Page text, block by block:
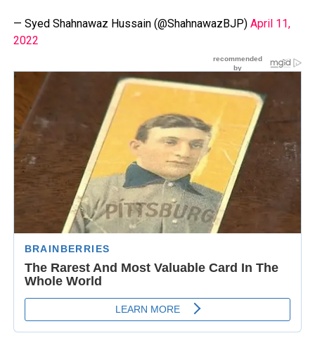
— Syed Shahnawaz Hussain (@ShahnawazBJP) April 11,
2022